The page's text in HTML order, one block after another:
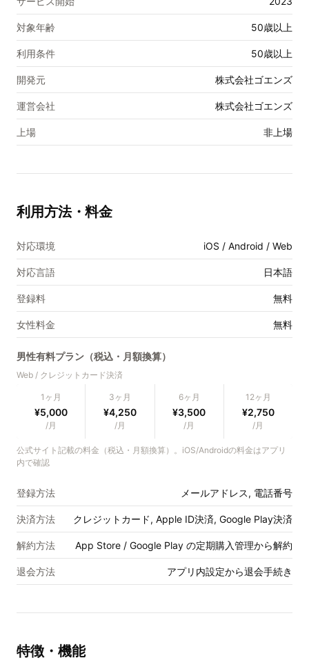
対象年齢 50歳以上
利用条件 50歳以上
開発元 株式会社ゴエンズ
運営会社 株式会社ゴエンズ
上場 非上場
利用方法・料金
対応環境 iOS / Android / Web
対応言語 日本語
登録料 無料
女性料金 無料
男性有料プラン（税込・月額換算）
Web / クレジットカード決済
1ヶ月
¥5,000
/月
3ヶ月
¥4,250
/月
6ヶ月
¥3,500
/月
12ヶ月
¥2,750
/月
公式サイト記載の料金（税込・月額換算）。iOS/Androidの料金はアプリ
内で確認
登録方法 メールアドレス, 電話番号
決済方法 クレジットカード, Apple ID決済, Google Play決済
解約方法 App Store / Google Play の定期購入管理から解約
退会方法 アプリ内設定から退会手続き
特徴・機能